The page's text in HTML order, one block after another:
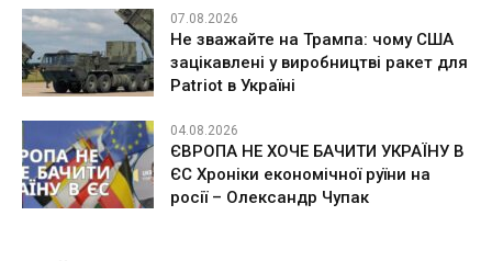
07.08.2026
Не зважайте на Трампа: чому США
зацікавлені у виробництві ракет для
Patriot в Україні
04.08.2026
ЄВРОПА НЕ ХОЧЕ БАЧИТИ УКРАЇНУ В
ЄС Хроніки економічної руїни на
росії – Олександр Чупак